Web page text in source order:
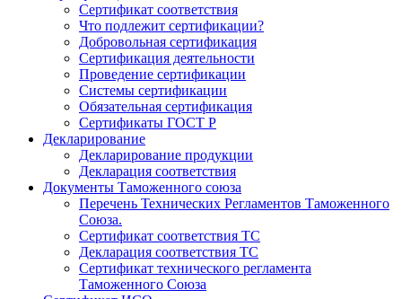
Сертификат соответствия
Что подлежит сертификации?
Добровольная сертификация
Сертификация деятельности
Проведение сертификации
Системы сертификации
Обязательная сертификация
Сертификаты ГОСТ Р
Декларирование
Декларирование продукции
Декларация соответствия
Документы Таможенного союза
Перечень Технических Регламентов Таможенного
Союза.
Сертификат соответствия ТС
Декларация соответствия ТС
Сертификат технического регламента
Таможенного Союза